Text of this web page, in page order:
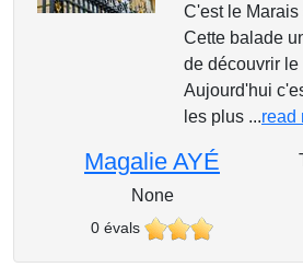
C'est le Marais
Cette balade
de découvrir le
Aujourd'hui
les plus ...read
Magalie AYÉ
None
0 évals